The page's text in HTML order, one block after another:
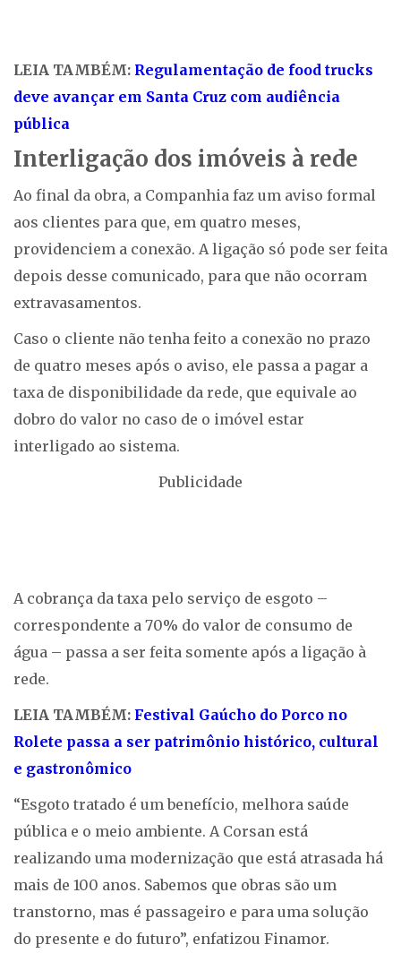
LEIA TAMBÉM: Regulamentação de food trucks
deve avançar em Santa Cruz com audiência
pública
Interligação dos imóveis à rede
Ao final da obra, a Companhia faz um aviso formal
aos clientes para que, em quatro meses,
providenciem a conexão. A ligação só pode ser feita
depois desse comunicado, para que não ocorram
extravasamentos.
Caso o cliente não tenha feito a conexão no prazo
de quatro meses após o aviso, ele passa a pagar a
taxa de disponibilidade da rede, que equivale ao
dobro do valor no caso de o imóvel estar
interligado ao sistema.
Publicidade
A cobrança da taxa pelo serviço de esgoto –
correspondente a 70% do valor de consumo de
água – passa a ser feita somente após a ligação à
rede.
LEIA TAMBÉM: Festival Gaúcho do Porco no
Rolete passa a ser patrimônio histórico, cultural
e gastronômico
“Esgoto tratado é um benefício, melhora saúde
pública e o meio ambiente. A Corsan está
realizando uma modernização que está atrasada há
mais de 100 anos. Sabemos que obras são um
transtorno, mas é passageiro e para uma solução
do presente e do futuro”, enfatizou Finamor.